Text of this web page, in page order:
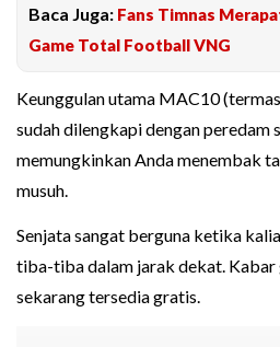
Baca Juga: Fans Timnas
Game Total Football VNG
Keunggulan utama MAC10
sudah dilengkapi dengan peredam
memungkinkan Anda menembak
musuh.
Senjata sangat berguna ketika
tiba-tiba dalam jarak dekat. Kabar
sekarang tersedia gratis.